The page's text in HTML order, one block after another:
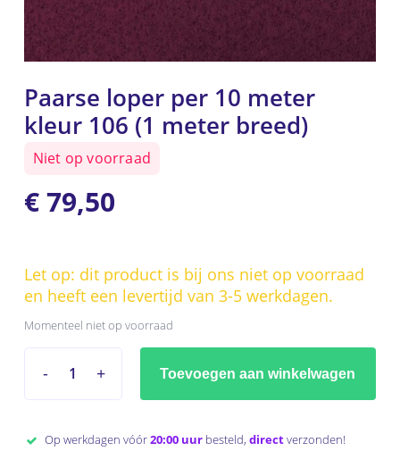
Paarse loper per 10 meter
kleur 106 (1 meter breed)
Niet op voorraad
€79,50
Let op: dit product is bij ons niet op voorraad
en heeft een levertijd van 3-5 werkdagen.
Momenteel niet op voorraad
Toevoegen aan winkelwagen
Op werkdagen vóór20:00 uurbesteld, directverzonden!